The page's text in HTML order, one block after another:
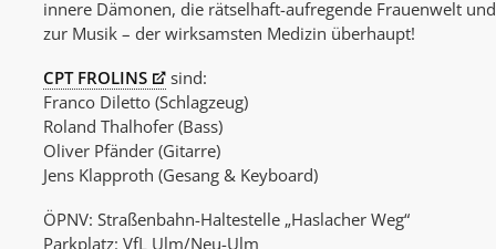
innere Dämonen, die rätselhaft-aufregende Frauenwelt
zur Musik – der wirksamsten Medizin überhaupt!
CPT FROLINS
sind:
Franco Diletto (Schlagzeug)
Roland Thalhofer (Bass)
Oliver Pfänder (Gitarre)
Jens Klapproth (Gesang & Keyboard)
ÖPNV: Straßenbahn-Haltestelle „Haslacher Weg“
Parkplatz: VfL Ulm/Neu-Ulm